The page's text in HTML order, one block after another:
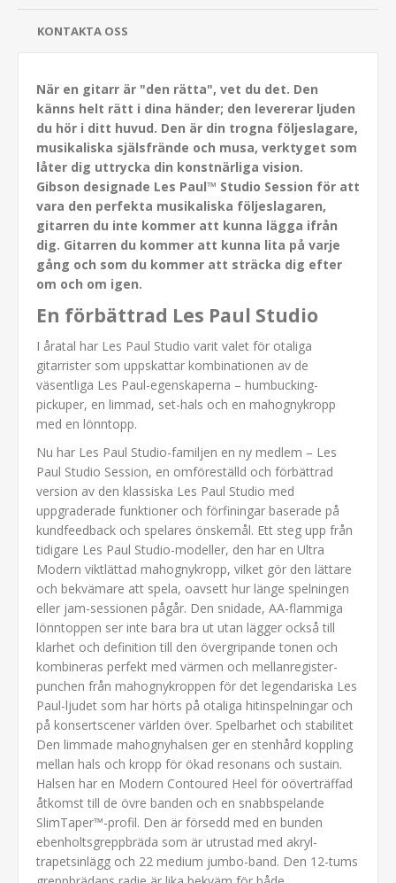
KONTAKTA OSS
När en gitarr är "den rätta", vet du det. Den
känns helt rätt i dina händer; den levererar ljuden
du hör i ditt huvud. Den är din trogna följeslagare,
musikaliska själsfrände och musa, verktyget som
låter dig uttrycka din konstnärliga vision.
Gibson designade Les Paul™ Studio Session för att
vara den perfekta musikaliska följeslagaren,
gitarren du inte kommer att kunna lägga ifrån
dig. Gitarren du kommer att kunna lita på varje
gång och som du kommer att sträcka dig efter
om och om igen.
En förbättrad Les Paul Studio
I åratal har Les Paul Studio varit valet för otaliga
gitarrister som uppskattar kombinationen av de
väsentliga Les Paul-egenskaperna – humbucking-
pickuper, en limmad, set-hals och en mahognykropp
med en lönntopp.
Nu har Les Paul Studio-familjen en ny medlem – Les
Paul Studio Session, en omföreställd och förbättrad
version av den klassiska Les Paul Studio med
uppgraderade funktioner och förfiningar baserade på
kundfeedback och spelares önskemål. Ett steg upp från
tidigare Les Paul Studio-modeller, den har en Ultra
Modern viktlättad mahognykropp, vilket gör den lättare
och bekvämare att spela, oavsett hur länge spelningen
eller jam-sessionen pågår. Den snidade, AA-flammiga
lönntoppen ser inte bara bra ut utan lägger också till
klarhet och definition till den övergripande tonen och
kombineras perfekt med värmen och mellanregister-
punchen från mahognykroppen för det legendariska Les
Paul-ljudet som har hörts på otaliga hitinspelningar och
på konsertscener världen över. Spelbarhet och stabilitet
Den limmade mahognyhalsen ger en stenhård koppling
mellan hals och kropp för ökad resonans och sustain.
Halsen har en Modern Contoured Heel för oöverträffad
åtkomst till de övre banden och en snabbspelande
SlimTaper™-profil. Den är försedd med en bunden
ebenholtsgreppbräda som är utrustad med akryl-
trapetsinlägg och 22 medium jumbo-band. Den 12-tums